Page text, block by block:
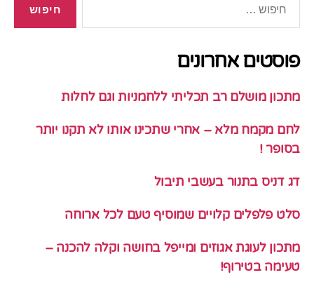
פוסטים אחרונים
מתכון מושלם רב תכליתי ללחמניות וגם לחלות
לחם מקמח מלא – אחרי שתכינו אותו לא תקנו יותר
בסופר !
דג דניס בתנור בעשבי תיבול
סלט פלפלים קלויים שמוסיף טעם לכל ארוחה
מתכון לעוגת אגוזים ומייפל בחושה וקלה להכנה –
טעימה בטירוף!